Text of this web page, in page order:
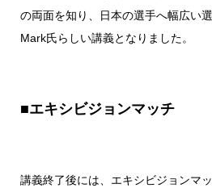
の両面を知り、日本の選手へ幅広い
Mark氏らしい講義となりました。
■エキシビジョンマッチ
講義終了後には、エキシビジョンマ